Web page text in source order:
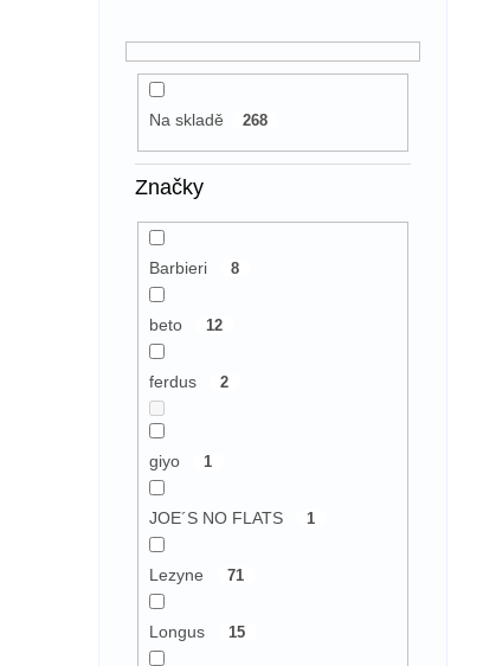
Na skladě 268
Značky
Barbieri 8
beto 12
ferdus 2
giyo 1
JOE´S NO FLATS 1
Lezyne 71
Longus 15